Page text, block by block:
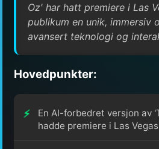
Oz' har hatt premiere i Las
publikum en unik, immersiv
avansert teknologi og
Hovedpunkter:
En AI-forbedret versjon av
hadde premiere i Las